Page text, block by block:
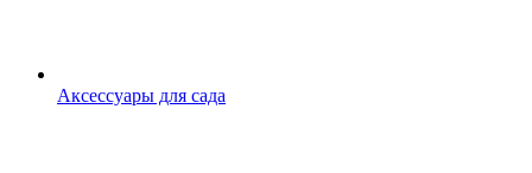
Аксессуары для сада